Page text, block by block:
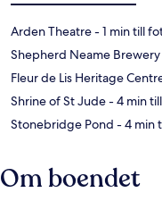
Arden Theatre- 1 min till
Shepherd Neame Brewery
Fleur de Lis Heritage
Shrine of St Jude- 4 min
Stonebridge Pond - 4 min
Om boendet